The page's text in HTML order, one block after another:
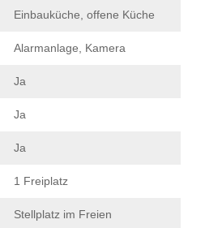
Einbauküche, offene Küche
Alarmanlage, Kamera
Ja
Ja
Ja
1 Freiplatz
Stellplatz im Freien